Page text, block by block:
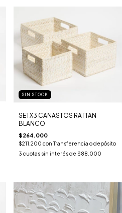
SIN STOCK
SETX3 CANASTOS RATTAN
BLANCO
$264.000
$211.200 con Transferencia o depósito
3 cuotas sin interés de $88.000